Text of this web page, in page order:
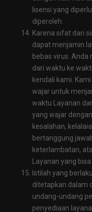
lisensi yang
diperoleh.
Karena sifat dari
dapat menjamin
bebas virus. Anda
dari waktu ke
kendali kami.
wajar untuk
waktu Layanan
yang wajar
kesalahan,
bertanggung
keterlambatan,
Layanan yang
Istilah yang
ditetapkan dalam
undang-undang
penyediaan